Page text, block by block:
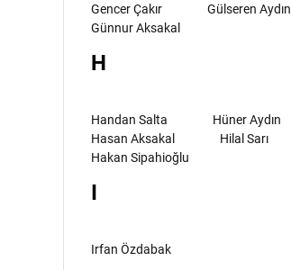
Gencer Çakır
Gülseren Aydın
Günnur Aksakal
H
Handan Salta
Hüner Aydın
Hasan Aksakal
Hilal Sarı
Hakan Sipahioğlu
I
Irfan Özdabak